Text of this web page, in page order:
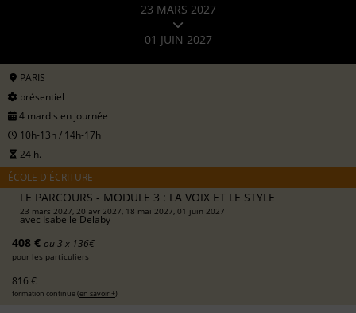
23 MARS 2027
01 JUIN 2027
PARIS
présentiel
4 mardis en journée
10h-13h / 14h-17h
24 h.
ÉCOLE D'ÉCRITURE
LE PARCOURS - MODULE 3 : LA VOIX ET LE STYLE
23 mars 2027, 20 avr 2027, 18 mai 2027, 01 juin 2027
avec Isabelle Delaby
408 € ou 3 x 136€
pour les particuliers
816 €
formation continue (en savoir +)